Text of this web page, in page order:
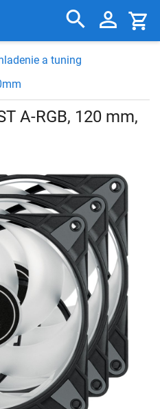
a tuning
A-RGB, 120 mm,